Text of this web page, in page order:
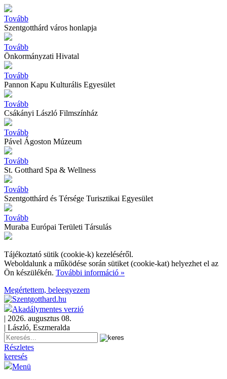
Tovább
Szentgotthárd város honlapja
Tovább
Önkormányzati Hivatal
Tovább
Pannon Kapu Kulturális Egyesület
Tovább
Csákányi László Filmszínház
Tovább
Pável Ágoston Múzeum
Tovább
St. Gotthard Spa & Wellness
Tovább
Szentgotthárd és Térsége Turisztikai Egyesület
Tovább
Muraba Európai Területi Társulás
Tájékoztató sütik (cookie-k) kezeléséről.
Weboldalunk a működése során sütiket (cookie-kat) helyezhet el az
Ön készülékén. További információ »
Megértettem, beleegyezem
Akadálymentes verzió
| 2026. augusztus 08.
| László, Eszmeralda
Részletes
keresés
Menü